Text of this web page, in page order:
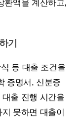
환액을 계산하고,
기
등 대출 조건을
증명서, 신분증
출 진행 시간을
못하면 대출이